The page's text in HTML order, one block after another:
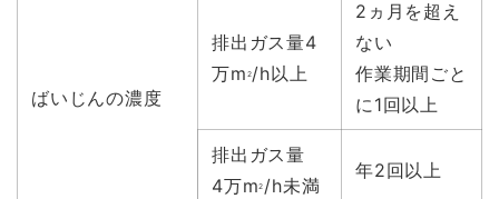
ばいじんの濃度
排出ガス量4
万m 2/h以上
2ヵ月を超え
ない
作業期間ごと
に1回以上
排出ガス量
4万m2 /h未満
年2回以上